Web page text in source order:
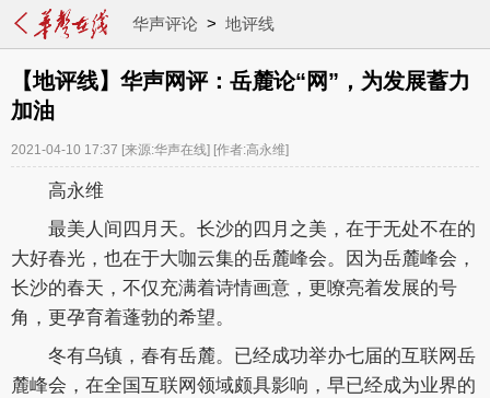
华声评论 > 地评线
【地评线】华声网评：岳麓论“网”，为发展蓄力
加油
2021-04-10 17:37 [来源:华声在线] [作者:高永维]
高永维
最美人间四月天。长沙的四月之美，在于无处不在的
大好春光，也在于大咖云集的岳麓峰会。因为岳麓峰会，
长沙的春天，不仅充满着诗情画意，更嘹亮着发展的号
角，更孕育着蓬勃的希望。
冬有乌镇，春有岳麓。已经成功举办七届的互联网岳
麓峰会，在全国互联网领域颇具影响，早已经成为业界的